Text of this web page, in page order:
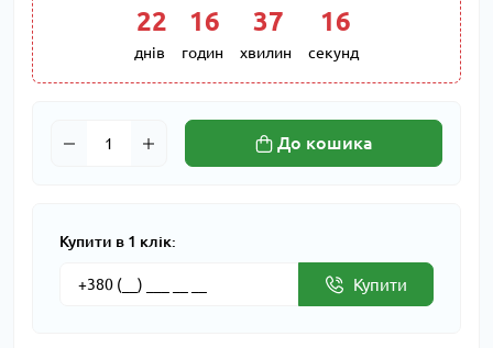
22
днів
16
годин
37
хвилин
15
секунд
До кошика
Купити в 1 клік:
Купити